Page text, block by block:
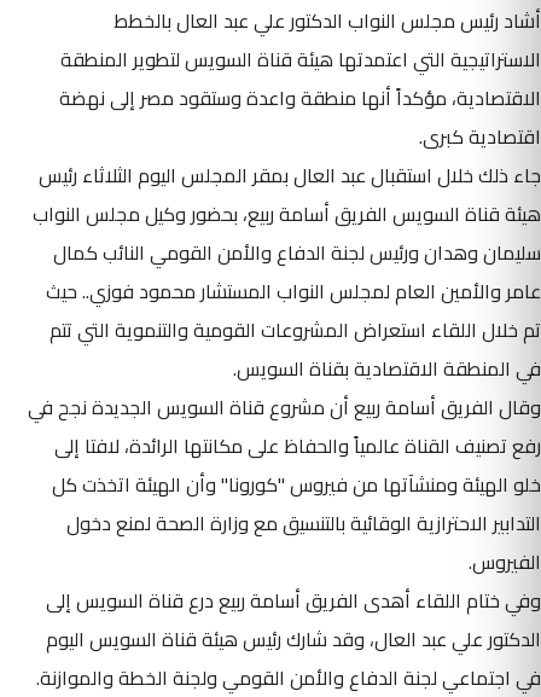
أشاد رئيس مجلس النواب الدكتور علي عبد العال بالخطط
الاستراتيجية التي اعتمدتها هيئة قناة السويس لتطوير المنطقة
الاقتصادية، مؤكداً أنها منطقة واعدة وستقود مصر إلى نهضة
اقتصادية كبرى.
جاء ذلك خلال استقبال عبد العال بمقر المجلس اليوم الثلاثاء رئيس
هيئة قناة السويس الفريق أسامة ربيع، بحضور وكيل مجلس النواب
سليمان وهدان ورئيس لجنة الدفاع والأمن القومي النائب كمال
عامر والأمين العام لمجلس النواب المستشار محمود فوزي.. حيث
تم خلال اللقاء استعراض المشروعات القومية والتنموية التي تتم
في المنطقة الاقتصادية بقناة السويس.
وقال الفريق أسامة ربيع أن مشروع قناة السويس الجديدة نجح في
رفع تصنيف القناة عالمياً والحفاظ على مكانتها الرائدة، لافتا إلى
خلو الهيئة ومنشآتها من فيروس "كورونا" وأن الهيئة اتخذت كل
التدابير الاحترازية الوقائية بالتنسيق مع وزارة الصحة لمنع دخول
الفيروس.
وفي ختام اللقاء أهدى الفريق أسامة ربيع درع قناة السويس إلى
الدكتور علي عبد العال، وقد شارك رئيس هيئة قناة السويس اليوم
في اجتماعي لجنة الدفاع والأمن القومي ولجنة الخطة والموازنة.